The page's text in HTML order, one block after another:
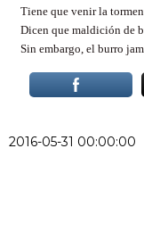
Tiene que venir la
Dicen que maldición de
Sin embargo, el burro
2016-05-31 00:00:00